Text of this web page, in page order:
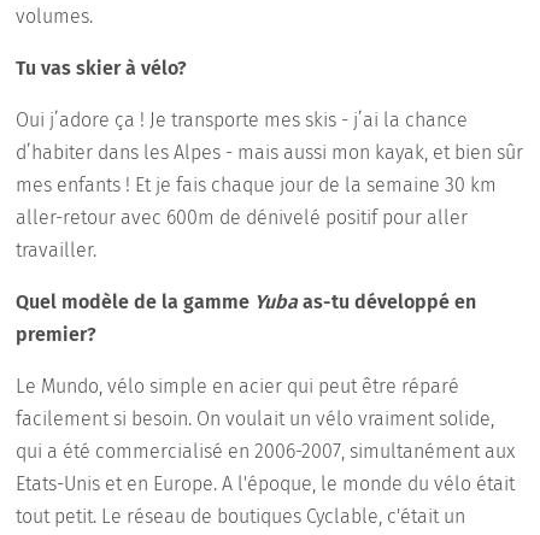
volumes.
Tu vas skier à vélo?
Oui j’adore ça ! Je transporte mes skis - j’ai la chance
d’habiter dans les Alpes - mais aussi mon kayak, et bien sûr
mes enfants ! Et je fais chaque jour de la semaine 30 km
aller-retour avec 600m de dénivelé positif pour aller
travailler.
Quel modèle de la gamme Yuba as-tu développé en
premier?
Le Mundo, vélo simple en acier qui peut être réparé
facilement si besoin. On voulait un vélo vraiment solide,
qui a été commercialisé en 2006-2007, simultanément aux
Etats-Unis et en Europe. A l'époque, le monde du vélo était
tout petit. Le réseau de boutiques Cyclable, c'était un